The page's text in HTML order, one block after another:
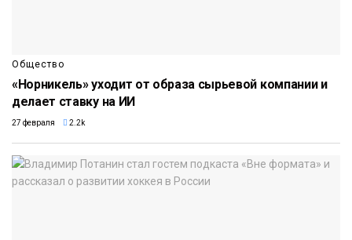
Общество
«Норникель» уходит от образа сырьевой компании и
делает ставку на ИИ
27 февраля 2.2k